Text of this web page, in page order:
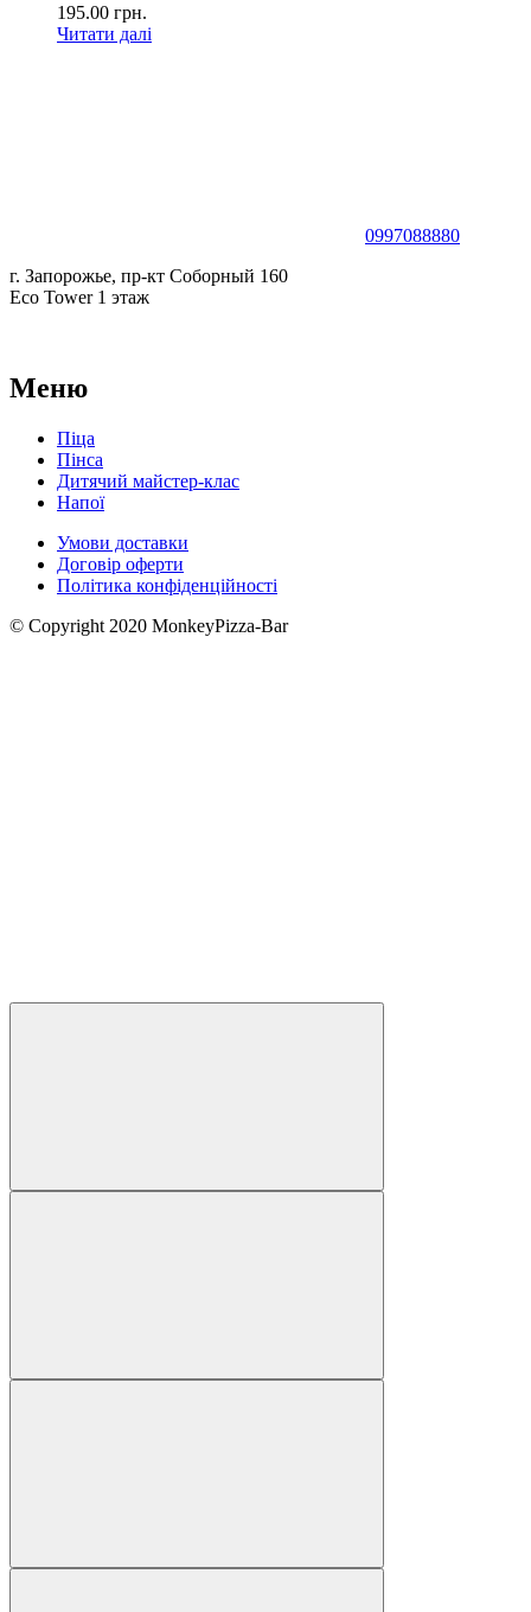
195.00 грн.
Читати далі
0997088880
г. Запорожье, пр-кт Соборный 160
Eco Tower 1 этаж
Меню
Піца
Пінса
Дитячий майстер-клас
Напої
Умови доставки
Договір оферти
Політика конфіденційності
© Copyright 2020 MonkeyPizza-Bar